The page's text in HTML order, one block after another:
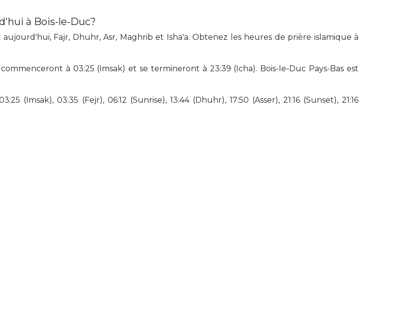
à Bois-le-Duc?
Fajr, Dhuhr, Asr, Maghrib et Isha'a. Obtenez les heures de prière islamique à
à 03:25 (Imsak) et se termineront à 23:39 (Icha). Bois-le-Duc Pays-Bas est
(Imsak), 03:35 (Fejr), 06:12 (Sunrise), 13:44 (Dhuhr), 17:50 (Asser), 21:16 (Sunset), 21:16